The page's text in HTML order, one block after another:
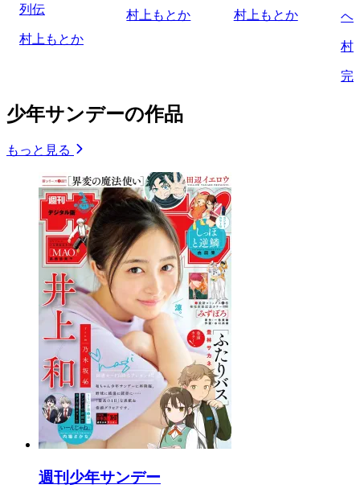
列伝
村上もとか
村上もとか 村上もとか ヘ
村
完
少年サンデーの作品
もっと見る
週刊少年サンデー